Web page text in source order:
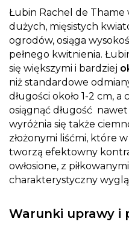
Łubin Rachel de Thame
dużych, mięsistych
ogrodów, osiąga
pełnego kwitnienia.
się większymi i bardziej
niż standardowe
długości około 1-2 cm, a
osiągnąć długość
wyróżnia się także
złożonymi liśćmi, które
tworzą efektowny
owłosione, z
charakterystyczny
Warunki uprawy i